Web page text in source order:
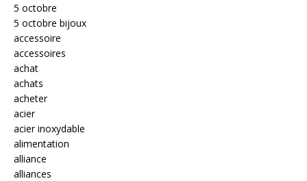
5 octobre
5 octobre bijoux
accessoire
accessoires
achat
achats
acheter
acier
acier inoxydable
alimentation
alliance
alliances